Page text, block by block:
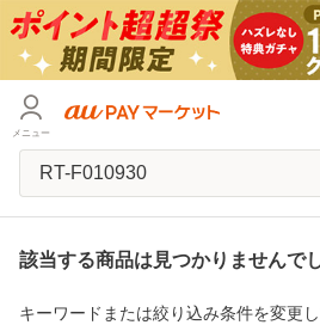
メニュー
該当する商品は見つかりませんで
キーワードまたは絞り込み条件を変更